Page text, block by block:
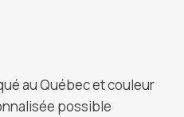
au Québec et couleur
possible